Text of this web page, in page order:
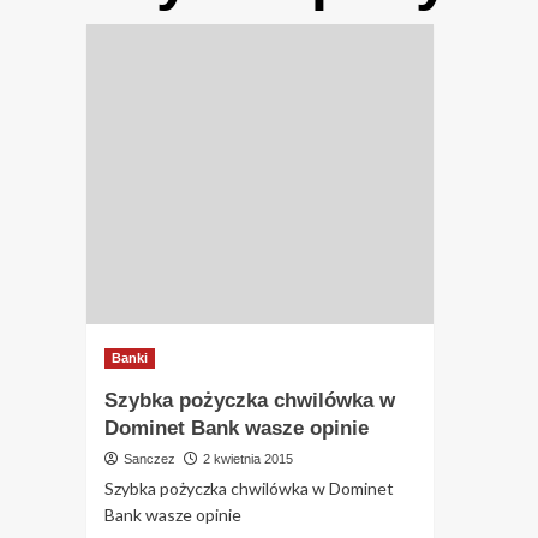
Banki
Szybka pożyczka chwilówka w
Dominet Bank wasze opinie
Sanczez 2 kwietnia 2015
Szybka pożyczka chwilówka w Dominet
Bank wasze opinie